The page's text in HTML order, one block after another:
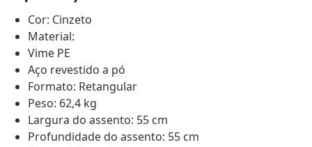
Cor: Cinzeto
Material:
Vime PE
Aço revestido a pó
Formato: Retangular
Peso: 62,4 kg
Largura do assento: 55 cm
Profundidade do assento: 55 cm